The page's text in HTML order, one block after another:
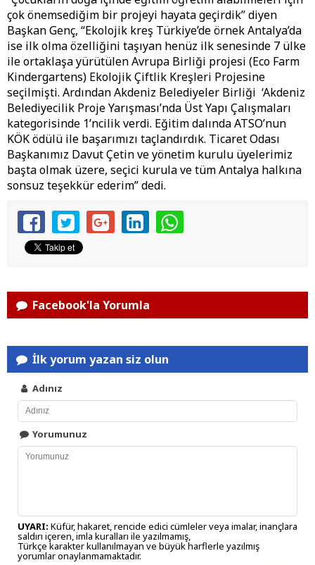
çok önemsediğim bir projeyi hayata geçirdik” diyen
Başkan Genç, “Ekolojik kreş Türkiye’de örnek Antalya’da
ise ilk olma özelliğini taşıyan henüz ilk senesinde 7 ülke
ile ortaklaşa yürütülen Avrupa Birliği projesi (Eco Farm
Kindergartens) Ekolojik Çiftlik Kreşleri Projesine
seçilmişti. Ardından Akdeniz Belediyeler Birliği ‘Akdeniz
Belediyecilik Proje Yarışması’nda Üst Yapı Çalışmaları
kategorisinde 1’ncilik verdi. Eğitim dalında ATSO’nun
KÖK ödülü ile başarımızı taçlandırdık. Ticaret Odası
Başkanımız Davut Çetin ve yönetim kurulu üyelerimiz
başta olmak üzere, seçici kurula ve tüm Antalya halkına
sonsuz teşekkür ederim” dedi.
Facebook'la Yorumla
İlk yorum yazan siz olun
Adınız
Yorumunuz
UYARI: Küfür, hakaret, rencide edici cümleler veya imalar, inançlara
saldırı içeren, imla kuralları ile yazılmamış,
Türkçe karakter kullanılmayan ve büyük harflerle yazılmış
yorumlar onaylanmamaktadır.